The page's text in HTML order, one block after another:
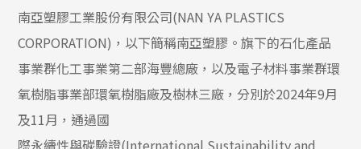
南亞塑膠工業股份有限公司(NAN YA PLASTICS
CORPORATION)，以下簡稱南亞塑膠。旗下的石化產品
事業群化工事業第二部海豐總廠，以及電子材料事業群環
氧樹脂事業部環氧樹脂廠及樹林三廠，分別於2024年9月
及11月，通過國
際永續性與碳驗證(International Sustainability and